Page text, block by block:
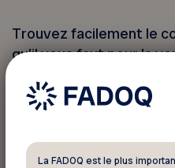
Trouvez facilement le
qu’il vous faut pour la
accompagne dans la
et vous met en relation
la satisfaction de leur
La FADOQ est le plus